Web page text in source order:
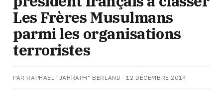
Les Frères Musulmans
parmi les organisations
terroristes
PAR RAPHAËL "JAHRAPH" BERLAND ·12 DÉCEMBRE 2014